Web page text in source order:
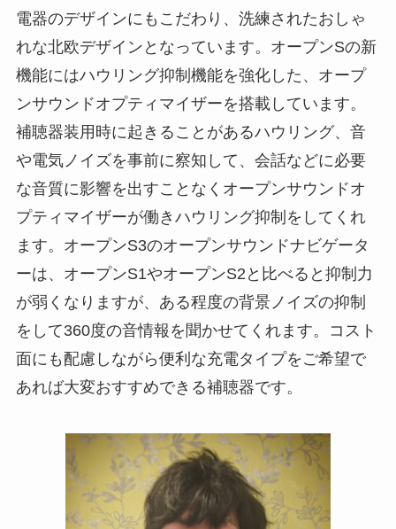
電器のデザインにもこだわり、洗練されたおしゃ
れな北欧デザインとなっています。オープンSの新
機能にはハウリング抑制機能を強化した、オープ
ンサウンドオプティマイザーを搭載しています。
補聴器装用時に起きることがあるハウリング、音
や電気ノイズを事前に察知して、会話などに必要
な音質に影響を出すことなくオープンサウンドオ
プティマイザーが働きハウリング抑制をしてくれ
ます。オープンS3のオープンサウンドナビゲータ
ーは、オープンS1やオープンS2と比べると抑制力
が弱くなりますが、ある程度の背景ノイズの抑制
をして360度の音情報を聞かせてくれます。コスト
面にも配慮しながら便利な充電タイプをご希望で
あれば大変おすすめできる補聴器です。